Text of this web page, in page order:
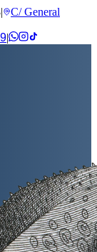
|
C/ General
|